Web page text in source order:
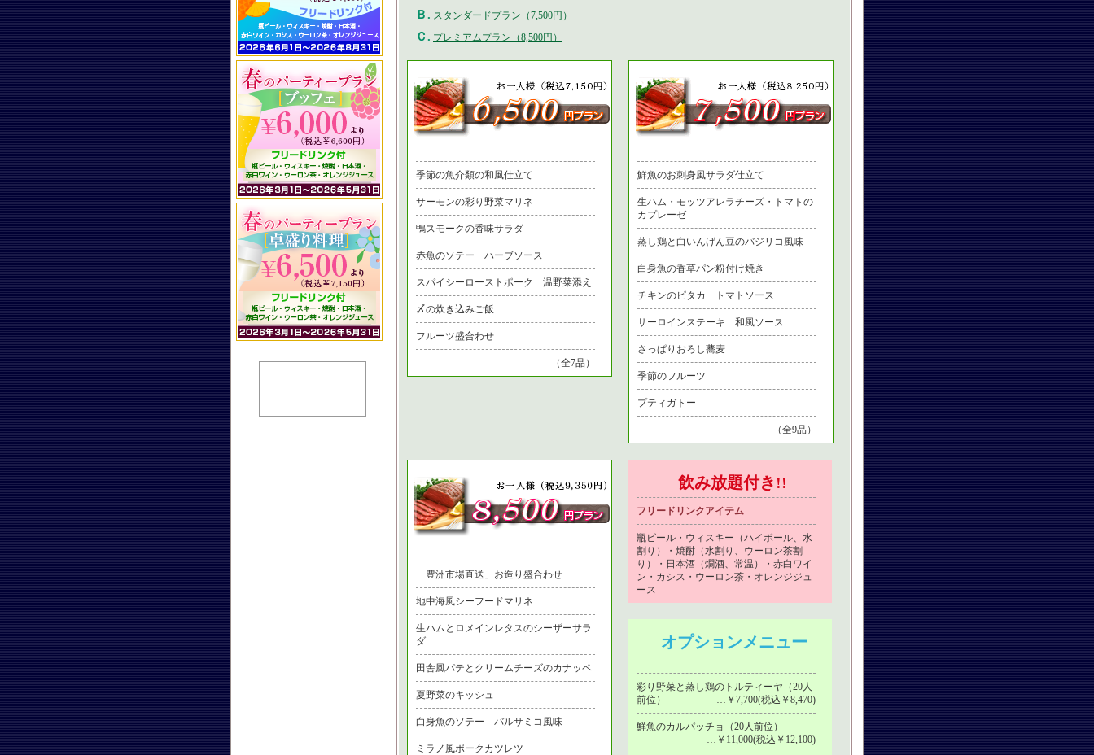
Ｂ. スタンダードプラン（7,500円）
Ｃ. プレミアムプラン（8,500円）
季節の魚介類の和風仕立て
サーモンの彩り野菜マリネ
鴨スモークの香味サラダ
赤魚のソテー ハーブソース
スパイシーローストポーク 温野菜添え
〆の炊き込みご飯
フルーツ盛合わせ
（全7品）
鮮魚のお刺身風サラダ仕立て
生ハム・モッツアレラチーズ・トマトの
カプレーゼ
蒸し鶏と白いんげん豆のバジリコ風味
白身魚の香草パン粉付け焼き
チキンのピタカ トマトソース
サーロインステーキ 和風ソース
さっぱりおろし蕎麦
季節のフルーツ
プティガトー
（全9品）
「豊洲市場直送」お造り盛合わせ
地中海風シーフードマリネ
生ハムとロメインレタスのシーザーサラ
ダ
田舎風パテとクリームチーズのカナッペ
夏野菜のキッシュ
白身魚のソテー バルサミコ風味
ミラノ風ポークカツレツ
飲み放題付き!!
フリードリンクアイテム
瓶ビール・ウィスキー（ハイボール、水
割り）・焼酎（水割り、ウーロン茶割
り）・日本酒（燗酒、常温）・赤白ワイ
ン・カシス・ウーロン茶・オレンジジュ
ース
オプションメニュー
彩り野菜と蒸し鶏のトルティーヤ（20人
前位）
…￥7,700(税込￥8,470)
鮮魚のカルパッチョ（20人前位）
…￥11,000(税込￥12,100)